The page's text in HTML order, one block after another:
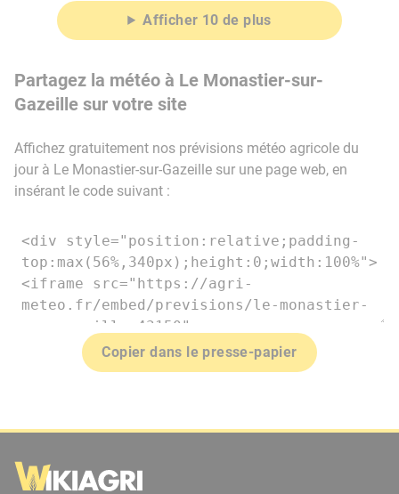
Afficher 10 de plus
Partagez la météo à Le Monastier-sur-
Gazeille sur votre site
Affichez gratuitement nos prévisions météo agricole du
jour à Le Monastier-sur-Gazeille sur une page web, en
insérant le code suivant :
Copier dans le presse-papier